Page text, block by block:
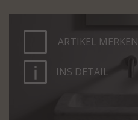
ARTIKEL MERKEN
INS DETAIL